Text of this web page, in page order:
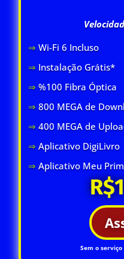
⇒ Wi-Fi 6 Incluso
⇒ Instalação Grátis*
⇒ %100 Fibra Óptica
⇒ 800 MEGA de
⇒400 MEGA de
⇒Aplicativo DigiLivro
⇒Aplicativo Meu
Sem o